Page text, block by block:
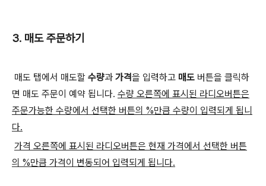
3. 매도 주문하기
매도 탭에서 매도할 수량과 가격을 입력하고 매도 버튼을 클릭하
면 매도 주문이 예약 됩니다. 수량 오른쪽에 표시된 라디오버튼은
주문가능한 수량에서 선택한 버튼의 %만큼 수량이 입력되게 됩니
다.
가격 오른쪽에 표시된 라디오버튼은 현재 가격에서 선택한 버튼
의 %만큼 가격이 변동되어 입력되게 됩니다.